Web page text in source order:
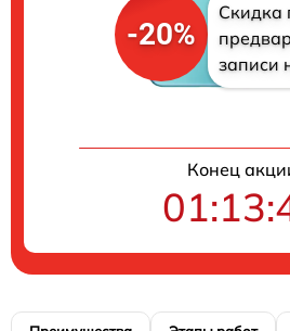
-20%
Скидка
записи
Конец